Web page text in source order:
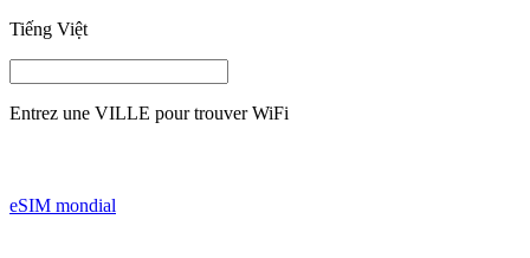
Tiếng Việt
Entrez une VILLE pour trouver WiFi
eSIM mondial